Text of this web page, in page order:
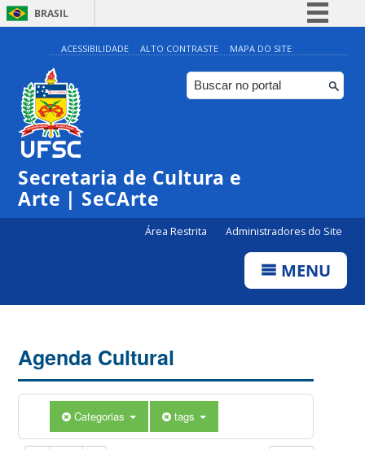
BRASIL
Simplifique!
Comunica BR
Participe
ACESSIBILIDADE ALTO CONTRASTE MAPA DO SITE
Secretaria de Cultura e
Arte | SeCArte
Área Restrita Administradores do Site
MENU
Agenda Cultural
Categorias tags
0:00
1:00
5:00